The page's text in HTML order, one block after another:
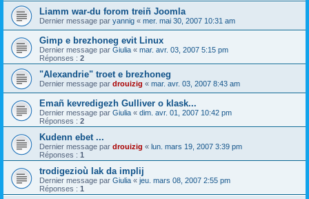
Liamm war-du forom treiñ Joomla
Dernier message par yannig « mer. mai 30, 2007 10:31 am
Gimp e brezhoneg evit Linux
Dernier message par Giulia « mar. avr. 03, 2007 5:15 pm
Réponses : 2
"Alexandrie" troet e brezhoneg
Dernier message par drouizig « mar. avr. 03, 2007 8:43 am
Emañ kevredigezh Gulliver o klask...
Dernier message par Giulia « dim. avr. 01, 2007 10:42 pm
Réponses : 2
Kudenn ebet ...
Dernier message par drouizig « lun. mars 19, 2007 3:39 pm
Réponses : 1
trodigezioù lak da implij
Dernier message par Giulia « jeu. mars 08, 2007 2:55 pm
Réponses : 1